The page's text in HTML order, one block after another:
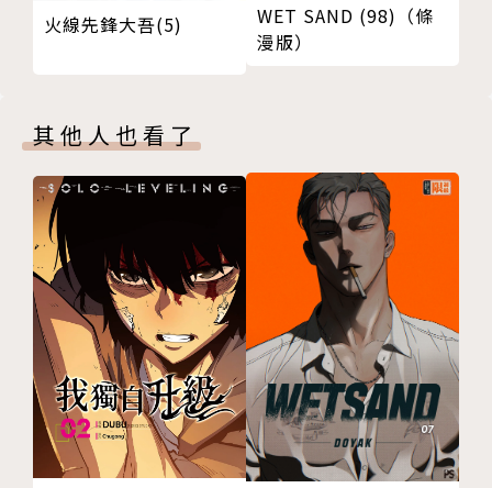
火線先鋒大吾(5)
WET SAND (98)（條
漫版）
其他人也看了